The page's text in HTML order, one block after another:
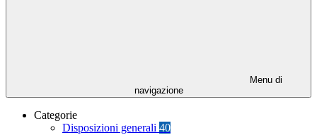
Menu di
navigazione
Categorie
Disposizioni generali 40